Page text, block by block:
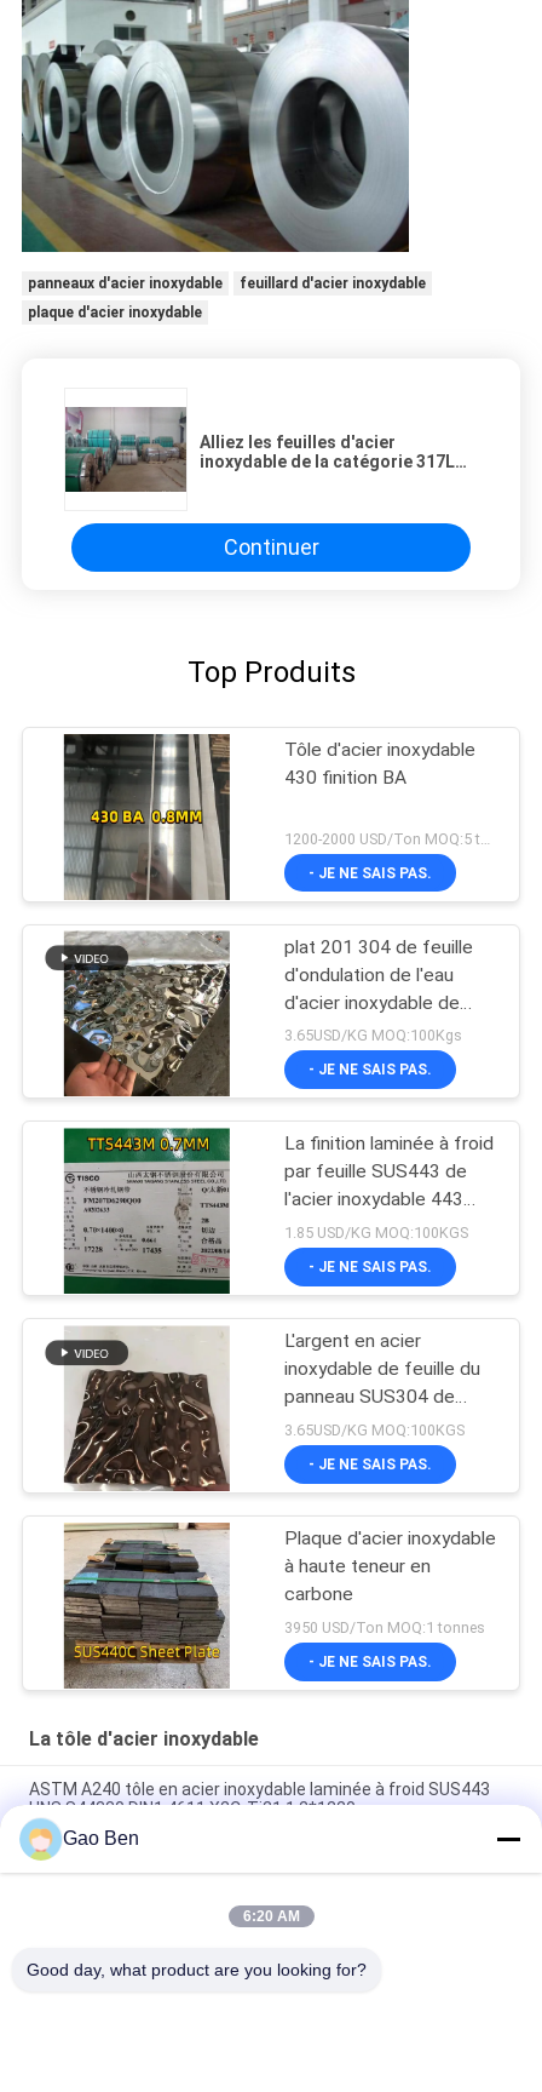
panneaux d'acier inoxydable
feuillard d'acier inoxydable
plaque d'acier inoxydable
Alliez les feuilles d'acier
inoxydable de la catégorie 317L
Continuer
Top Produits
Tôle d'acier inoxydable
430 finition BA
- JE NE SAIS PAS.
plat 201 304 de feuille
d'ondulation de l'eau
d'acier inoxydable de
1220x2440mm 0.8mm
3.65USD/KG MOQ:100Kgs
- JE NE SAIS PAS.
La finition laminée à froid
par feuille SUS443 de
l'acier inoxydable 443
balayent la feuille d'Inox
de finition
1.85 USD/KG MOQ:100KGS
- JE NE SAIS PAS.
L'argent en acier
inoxydable de feuille du
panneau SUS304 de
vague d'eau de
décoration a poli
3.65USD/KG MOQ:100KGS
- JE NE SAIS PAS.
Plaque d'acier inoxydable
à haute teneur en
carbone
3950 USD/Ton MOQ:1 tonnes
- JE NE SAIS PAS.
La tôle d'acier inoxydable
ASTM A240 tôle en acier inoxydable laminée à froid SUS443
UNS S44330 DIN1.4611 X2CrTi21 1,2*1220 mm
ASTM A240 AISI 309S X12CrNi23-13 tôle d'acier inoxydable
laminée à froid 1.5*1219*2438MM Surface 2B
ASTM AISI 309S S30908 / EN 1.4833 tôle en acier inoxydable
Gao Ben
6:20 AM
Good day, what product are you looking for?